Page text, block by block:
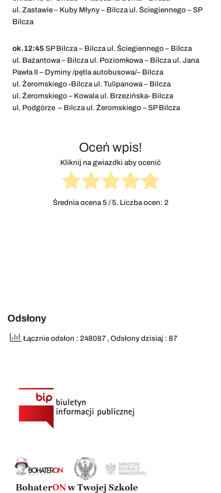
ul. Zastawie – Kuby Młyny – Bilcza ul. Ściegiennego – SP
Bilcza
ok.12:45SP Bilcza – Bilcza ul. Ściegiennego – Bilcza
ul. Bażantowa – Bilcza ul. Poziomkowa – Bilcza ul. Jana
Pawła II – Dyminy /pętla autobusowa/– Bilcza
ul. Żeromskiego -Bilcza ul. Tulipanowa – Bilcza
ul. Żeromskiego – Kowala ul. Brzezińska- Bilcza
ul. Podgórze – Bilcza ul. Żeromskiego – SP Bilcza
Oceń wpis!
Kliknij na gwiazdki aby ocenić
Średnia ocena5 / 5. Liczba ocen: 2
Odsłony
Łącznie odsłon : 248087 , Odsłony dzisiaj : 87